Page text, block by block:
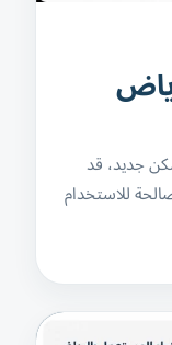
سكن جديد، قد
للاستخدام